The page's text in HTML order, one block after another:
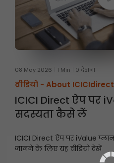
08 May 2026 1 Min 0 देखना
वीडियो - About ICICIdirect
ICICI Direct ऐप पर
सदस्यता कैसे लें
ICICI Direct ऐप पर iValue
जानने के लिए यह वीडियो देखें